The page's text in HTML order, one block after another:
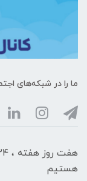
ما را در شبکه‌های
هستیم